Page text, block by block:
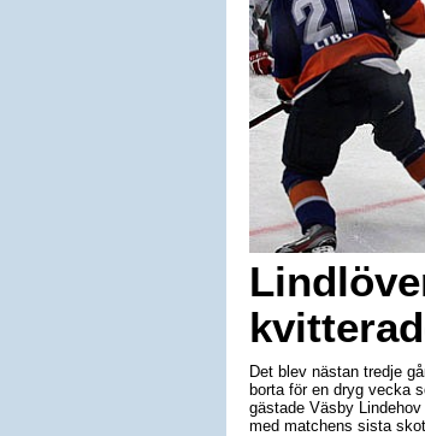
Det blev nästan tredje
borta för en dryg vecka
gästade Väsby
med matchens sista